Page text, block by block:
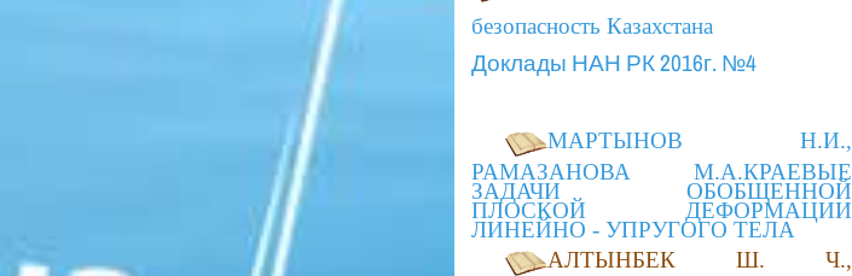
безопасность Казахстана
Доклады НАН РК 2016г. №4
МАРТЫНОВ Н.И.,
РАМАЗАНОВА М.А.КРАЕВЫЕ
ЗАДАЧИ ОБОБЩЕННОЙ
ПЛОСКОЙ ДЕФОРМАЦИИ
ЛИНЕЙНО - УПРУГОГО ТЕЛА
АЛТЫНБЕК Ш. Ч.,